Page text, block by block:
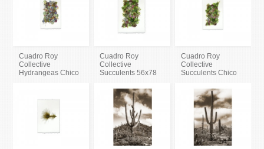
Cuadro Roy
Collective
Hydrangeas Chico
Cuadro Roy
Collective
Succulents 56x78
Cuadro Roy
Collective
Succulents Chico